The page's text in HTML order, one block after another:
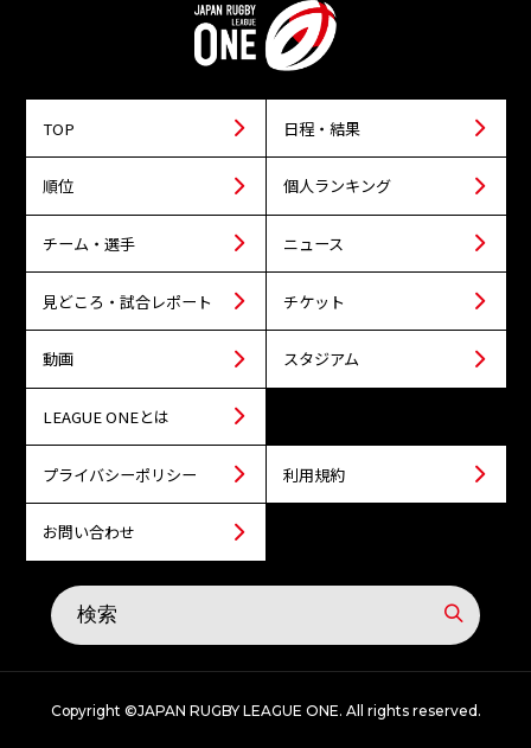
TOP 日程・結果
順位 個人ランキング
チーム・選手 ニュース
見どころ・試合レポート チケット
動画 スタジアム
LEAGUE ONEとは
プライバシーポリシー 利用規約
お問い合わせ
Copyright ©JAPAN RUGBY LEAGUE ONE. All rights reserved.